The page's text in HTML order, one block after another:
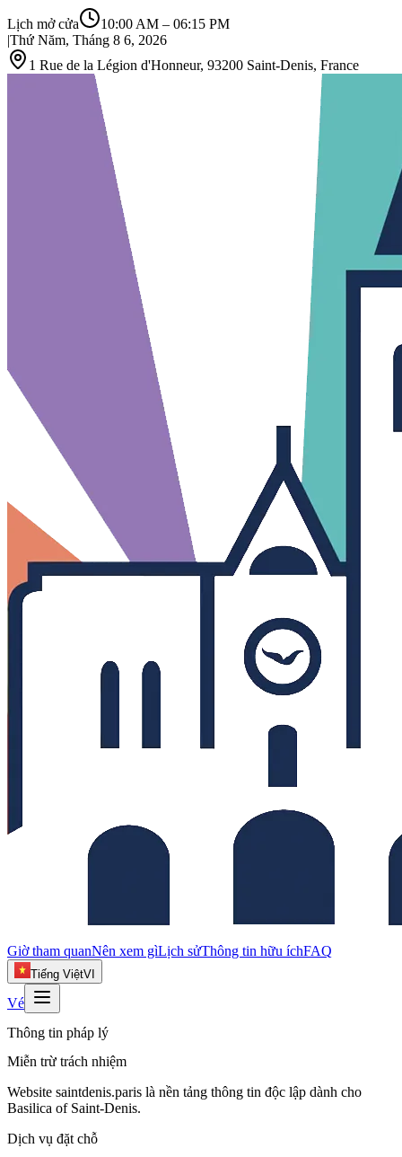
Lịch mở cửa 10:00 AM – 06:15 PM
|Thứ Năm, Tháng 8 6, 2026
1 Rue de la Légion d'Honneur, 93200 Saint‑Denis, France
Giờ tham quanNên xem gìLịch sửThông tin hữu íchFAQ
Tiếng ViệtVI
Vé
Thông tin pháp lý
Miễn trừ trách nhiệm
Website saintdenis.paris là nền tảng thông tin độc lập dành cho
Basilica of Saint-Denis.
Dịch vụ đặt chỗ